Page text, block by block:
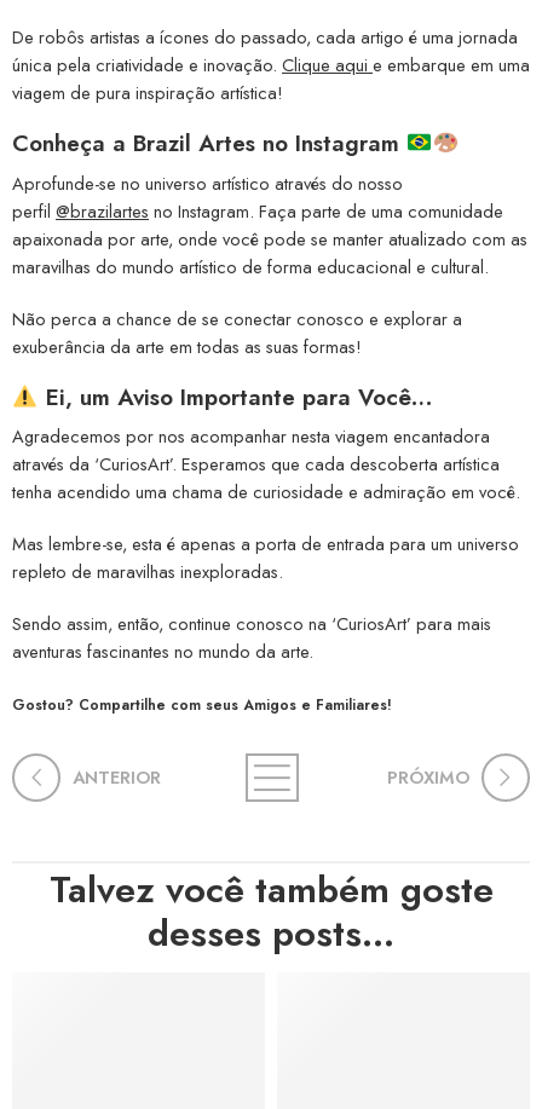
De robôs artistas a ícones do passado, cada artigo é uma jornada
única pela criatividade e inovação. Clique aqui e embarque em uma
viagem de pura inspiração artística!
Conheça a Brazil Artes no Instagram
Aprofunde-se no universo artístico através do nosso
perfil @brazilartes no Instagram. Faça parte de uma comunidade
apaixonada por arte, onde você pode se manter atualizado com as
maravilhas do mundo artístico de forma educacional e cultural.
Não perca a chance de se conectar conosco e explorar a
exuberância da arte em todas as suas formas!
Ei, um Aviso Importante para Você…
Agradecemos por nos acompanhar nesta viagem encantadora
através da ‘CuriosArt’. Esperamos que cada descoberta artística
tenha acendido uma chama de curiosidade e admiração em você.
Mas lembre-se, esta é apenas a porta de entrada para um universo
repleto de maravilhas inexploradas.
Sendo assim, então, continue conosco na ‘CuriosArt’ para mais
aventuras fascinantes no mundo da arte.
Gostou? Compartilhe com seus Amigos e Familiares!
ANTERIOR PRÓXIMO
Talvez você também goste
desses posts...